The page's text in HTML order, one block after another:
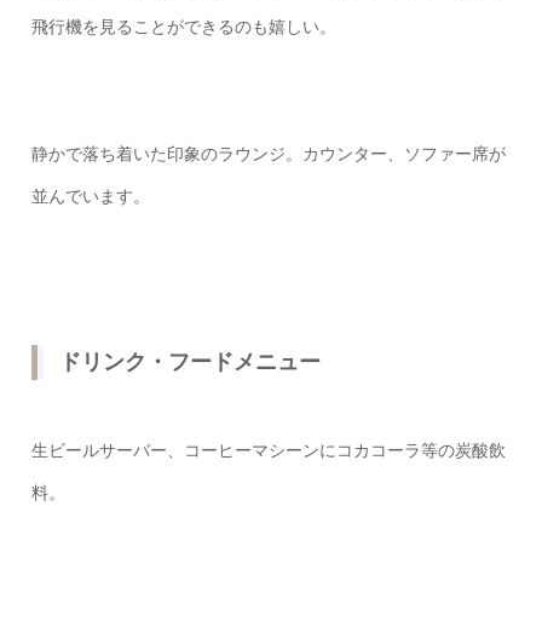
飛行機を見ることができるのも嬉しい。
静かで落ち着いた印象のラウンジ。カウンター、ソファー席が
並んでいます。
ドリンク・フードメニュー
生ビールサーバー、コーヒーマシーンにコカコーラ等の炭酸飲
料。